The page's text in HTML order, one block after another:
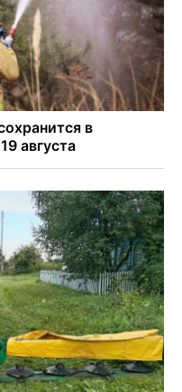
области в